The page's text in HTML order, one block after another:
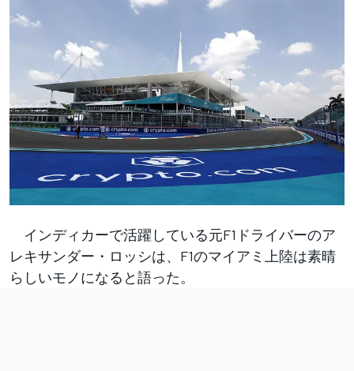
インディカーで活躍している元F1ドライバーのア
レキサンダー・ロッシは、F1のマイアミ上陸は素晴
らしいモノになると語った。